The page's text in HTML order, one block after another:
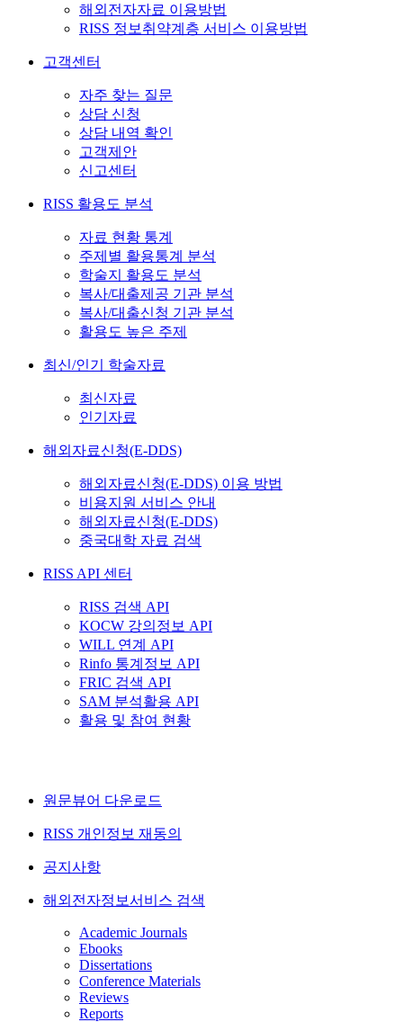
해외전자자료 이용방법
RISS 정보취약계층 서비스 이용방법
고객센터
자주 찾는 질문
상담 신청
상담 내역 확인
고객제안
신고센터
RISS 활용도 분석
자료 현황 통계
주제별 활용통계 분석
학술지 활용도 분석
복사/대출제공 기관 분석
복사/대출신청 기관 분석
활용도 높은 주제
최신/인기 학술자료
최신자료
인기자료
해외자료신청(E-DDS)
해외자료신청(E-DDS) 이용 방법
비용지원 서비스 안내
해외자료신청(E-DDS)
중국대학 자료 검색
RISS API 센터
RISS 검색 API
KOCW 강의정보 API
WILL 연계 API
Rinfo 통계정보 API
FRIC 검색 API
SAM 분석활용 API
활용 및 참여 현황
원문뷰어 다운로드
RISS 개인정보 재동의
공지사항
해외전자정보서비스 검색
Academic Journals
Ebooks
Dissertations
Conference Materials
Reviews
Reports